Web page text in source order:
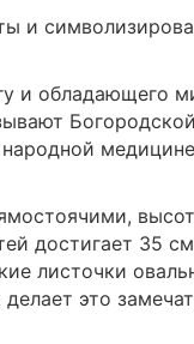
и
и обладающего
достигает 35
листочки
это